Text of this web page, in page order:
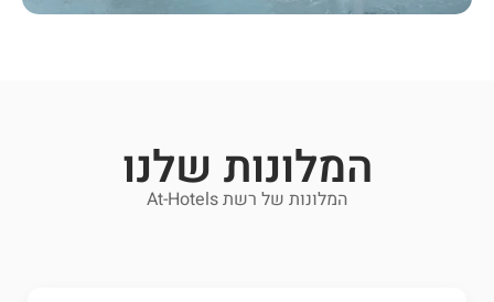
המלונות שלנו
המלונות של רשת At-Hotels